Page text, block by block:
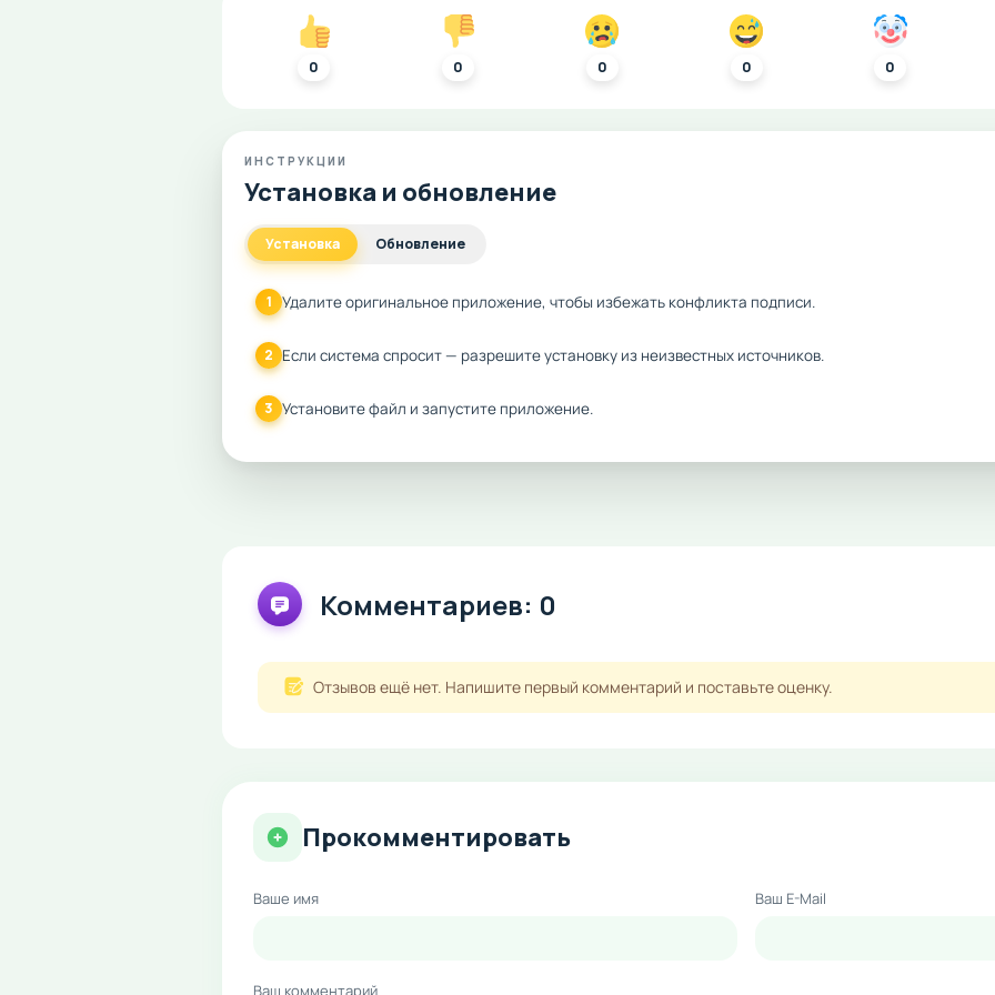
0 0 0 0 0
ИНСТРУКЦИИ
Установка и обновление
Установка Обновление
1 Удалите оригинальное приложение, чтобы избежать конфликта подписи.
2 Если система спросит — разрешите установку из неизвестных источников.
3 Установите файл и запустите приложение.
Комментариев: 0
Отзывов ещё нет. Напишите первый комментарий и поставьте оценку.
Прокомментировать
Ваше имя Ваш E-Mail
Ваш комментарий